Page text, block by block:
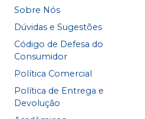
Sobre Nós
Dúvidas e Sugestões
Código de Defesa do
Consumidor
Política Comercial
Política de Entrega e
Devolução